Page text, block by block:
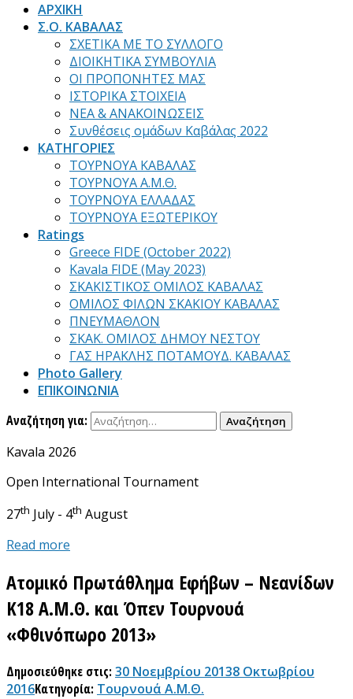
ΑΡΧΙΚΗ
Σ.Ο. ΚΑΒΑΛΑΣ
ΣΧΕΤΙΚΑ ΜΕ ΤΟ ΣΥΛΛΟΓΟ
ΔΙΟΙΚΗΤΙΚΑ ΣΥΜΒΟΥΛΙΑ
ΟΙ ΠΡΟΠΟΝΗΤΕΣ ΜΑΣ
ΙΣΤΟΡΙΚΑ ΣΤΟΙΧΕΙΑ
ΝΕΑ & ΑΝΑΚΟΙΝΩΣΕΙΣ
Συνθέσεις ομάδων Καβάλας 2022
ΚΑΤΗΓΟΡΙΕΣ
ΤΟΥΡΝΟΥΑ ΚΑΒΑΛΑΣ
ΤΟΥΡΝΟΥΑ Α.Μ.Θ.
ΤΟΥΡΝΟΥΑ ΕΛΛΑΔΑΣ
ΤΟΥΡΝΟΥΑ ΕΞΩΤΕΡΙΚΟΥ
Ratings
Greece FIDE (October 2022)
Kavala FIDE (May 2023)
ΣΚΑΚΙΣΤΙΚΟΣ ΟΜΙΛΟΣ ΚΑΒΑΛΑΣ
ΟΜΙΛΟΣ ΦΙΛΩΝ ΣΚΑΚΙΟΥ ΚΑΒΑΛΑΣ
ΠΝΕΥΜΑΘΛΟΝ
ΣΚΑΚ. ΟΜΙΛΟΣ ΔΗΜΟΥ ΝΕΣΤΟΥ
ΓΑΣ ΗΡΑΚΛΗΣ ΠΟΤΑΜΟΥΔ. ΚΑΒΑΛΑΣ
Photo Gallery
ΕΠΙΚΟΙΝΩΝΙΑ
Αναζήτηση για:
Kavala 2026
Open International Tournament
27th July - 4th August
Read more
Ατομικό Πρωτάθλημα Εφήβων – Νεανίδων
Κ18 Α.Μ.Θ. και Όπεν Τουρνουά
«Φθινόπωρο 2013»
Δημοσιεύθηκε στις:30 Νοεμβρίου 20138 Οκτωβρίου
2016Κατηγορία: Τουρνουά Α.Μ.Θ.